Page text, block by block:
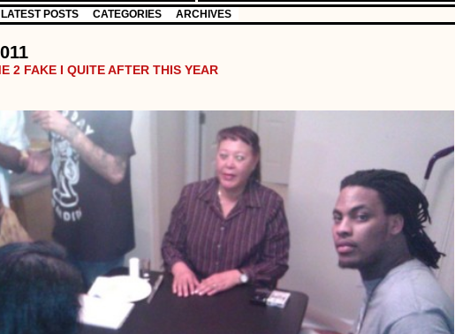
LATEST POSTS CATEGORIES ARCHIVES
2 FAKE I QUITE AFTER THIS YEAR